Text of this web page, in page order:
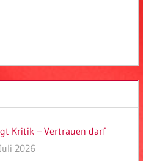
Kritik – Vertrauen darf
2026